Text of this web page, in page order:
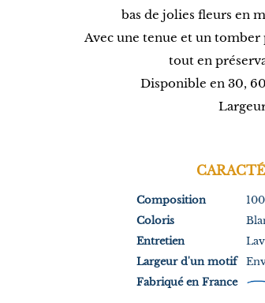
bas de jolies fleurs en
Avec une tenue et un tomber
tout en
Disponible en 30,
Composition
Coloris
Entretien
Largeur d'un motif
Fabriqué en France